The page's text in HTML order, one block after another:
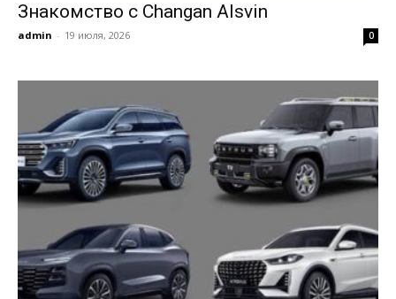
Знакомство с Changan Alsvin
admin - 19 июля, 2026 0